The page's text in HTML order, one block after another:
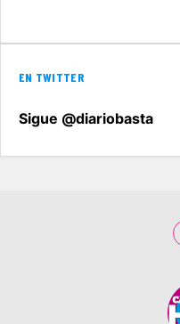
EN TWITTER
Sigue @diariobasta